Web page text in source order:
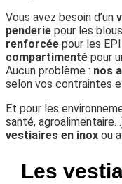
Vous avez besoin d’un
penderie pour les
renforcée pour les EPI
compartimenté pour
Aucun problème : nos
selon vos contraintes
Et pour les
santé,
vestiaires en inox ou
Les